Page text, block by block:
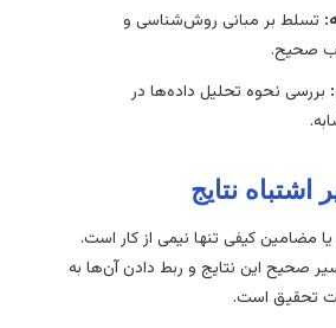
تسلط بر مبانی روش‌شناسی و
صحیح.
بررسی نحوه تحلیل داده‌ها در
یا مضامین کیفی تنها نیمی از کار است.
صحیح این نتایج و ربط دادن آن‌ها به
تحقیق است.